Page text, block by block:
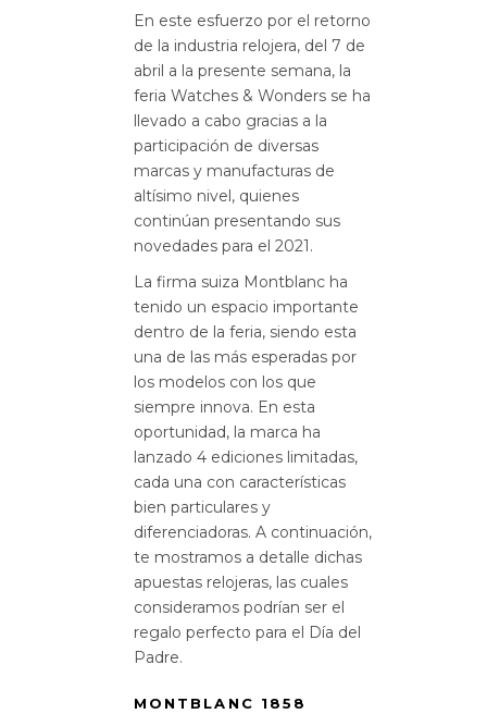
En este esfuerzo por el retorno
de la industria relojera, del 7 de
abril a la presente semana, la
feria Watches & Wonders se ha
llevado a cabo gracias a la
participación de diversas
marcas y manufacturas de
altísimo nivel, quienes
continúan presentando sus
novedades para el 2021.
La firma suiza Montblanc ha
tenido un espacio importante
dentro de la feria, siendo esta
una de las más esperadas por
los modelos con los que
siempre innova. En esta
oportunidad, la marca ha
lanzado 4 ediciones limitadas,
cada una con características
bien particulares y
diferenciadoras. A continuación,
te mostramos a detalle dichas
apuestas relojeras, las cuales
consideramos podrían ser el
regalo perfecto para el Día del
Padre.
MONTBLANC 1858